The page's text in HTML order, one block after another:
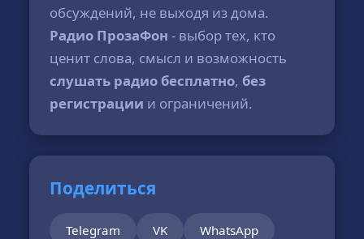
обсуждений, не выходя из дома.
Радио ПрозаФон - выбор тех, кто
ценит слова, смысл и возможность
слушать радио бесплатно,без
регистрации и ограничений.
Поделиться
Telegram VK WhatsApp